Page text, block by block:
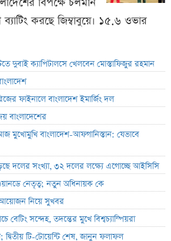
করছে জিম্বাবুয়ে। ১৫.৬ ওভার
দুবাই ক্যাপিটালসে খেলবেন মোস্তাফিজুর রহমান
ফাইনালে বাংলাদেশ ইমার্জিং দল
বাংলাদেশের
মুখোমুখি বাংলাদেশ-আফগানিস্তান: যেভাবে
দলের সংখ্যা, ৩২ দলের লক্ষ্যে এগোচ্ছে আইসিসি
নেতৃত্ব; নতুন অধিনায়ক কে
আয়োজন নিয়ে সুখবর
বেটিং সন্দেহ, তদন্তের মুখে বিশ্বচ্যাম্পিয়রা
দ্বিতীয় টি-টোয়েন্টি শেষ, জানুন ফলাফল